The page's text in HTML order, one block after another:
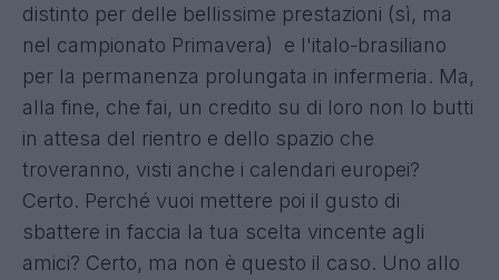
distinto per delle bellissime prestazioni (sì, ma
nel campionato Primavera) e l'italo-brasiliano
per la permanenza prolungata in infermeria. Ma,
alla fine, che fai, un credito su di loro non lo butti
in attesa del rientro e dello spazio che
troveranno, visti anche i calendari europei?
Certo. Perché vuoi mettere poi il gusto di
sbattere in faccia la tua scelta vincente agli
amici? Certo, ma non è questo il caso. Uno allo